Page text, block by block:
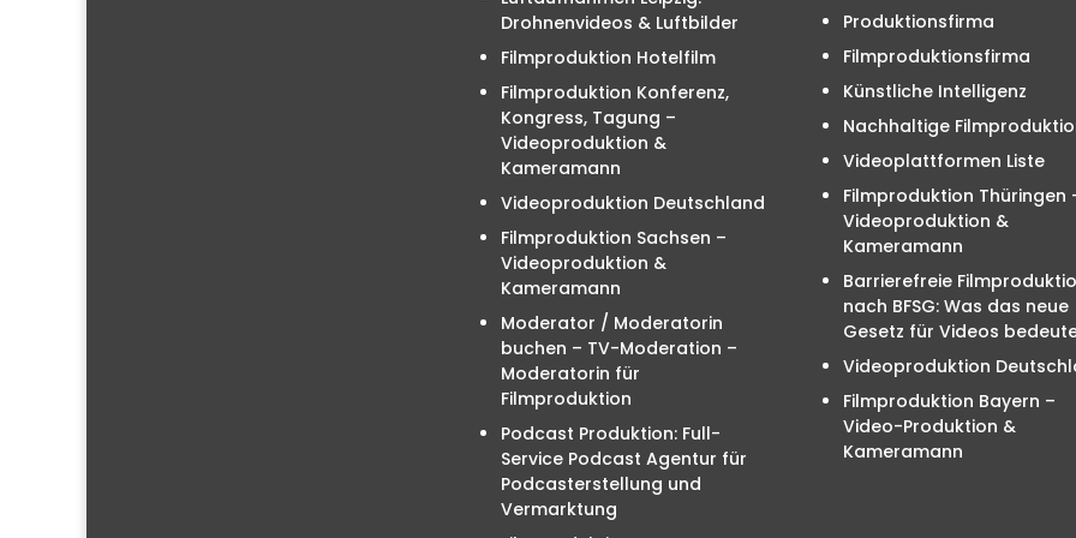
Drohnenvideos & Luftbilder
Filmproduktion Hotelfilm
Filmproduktion Konferenz,
Kongress, Tagung –
Videoproduktion &
Kameramann
Videoproduktion Deutschland
Filmproduktion Sachsen –
Videoproduktion &
Kameramann
Moderator / Moderatorin
buchen – TV-Moderation –
Moderatorin für
Filmproduktion
Podcast Produktion: Full-
Service Podcast Agentur für
Podcasterstellung und
Vermarktung
Produktionsfirma
Filmproduktionsfirma
Künstliche Intelligenz
Nachhaltige
Videoplattformen Liste
Filmproduktion Thüringen
Videoproduktion &
Kameramann
Barrierefreie
nach BFSG: Was das neue
Gesetz für Videos
Videoproduktion
Filmproduktion Bayern –
Video-Produktion &
Kameramann